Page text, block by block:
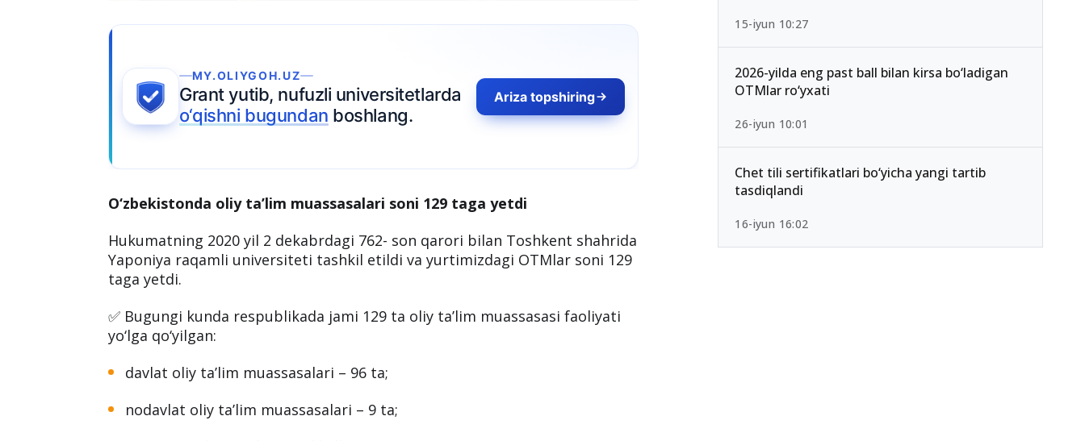
MY.OLIYGOH.UZ
Grant yutib, nufuzli universitetlarda
o‘qishni bugundanboshlang.
Ariza topshiring
O‘zbekistonda oliy ta’lim muassasalari soni 129 taga yetdi
Yaponiya raqamli universiteti tashkil etildi va yurtimizdagi OTMlar soni 129
15-iyun 10:27
2026-yilda eng past ball bilan kirsa bo‘ladigan
OTMlar ro‘yxati
26-iyun 10:01
Chet tili sertifikatlari bo‘yicha yangi tartib
tasdiqlandi
16-iyun 16:02